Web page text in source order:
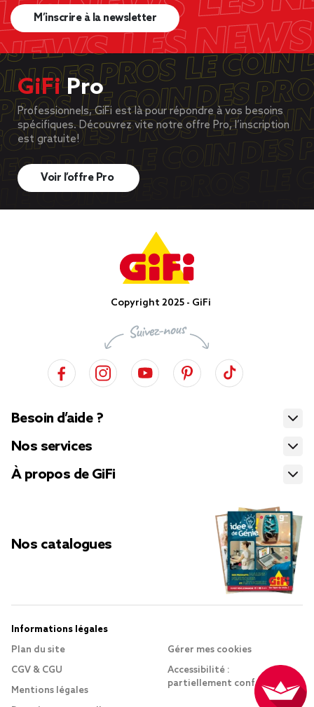
M’inscrire à la newsletter
GiFiPro
Professionnels, GiFi est là pour répondre à vos besoins
spécifiques. Découvrez vite notre offre Pro, l’inscription
est gratuite!
Voir l’offre Pro
Copyright 2025 - GiFi
Besoin d’aide ?
Nos services
À propos de GiFi
Nos catalogues
Informations légales
Plan du site
CGV & CGU
Mentions légales
Gérer mes cookies
Accessibilité :
partiellement conforme